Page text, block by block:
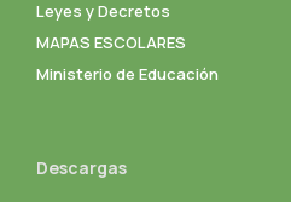
Leyes y Decretos
MAPAS ESCOLARES
Ministerio de Educación
Descargas